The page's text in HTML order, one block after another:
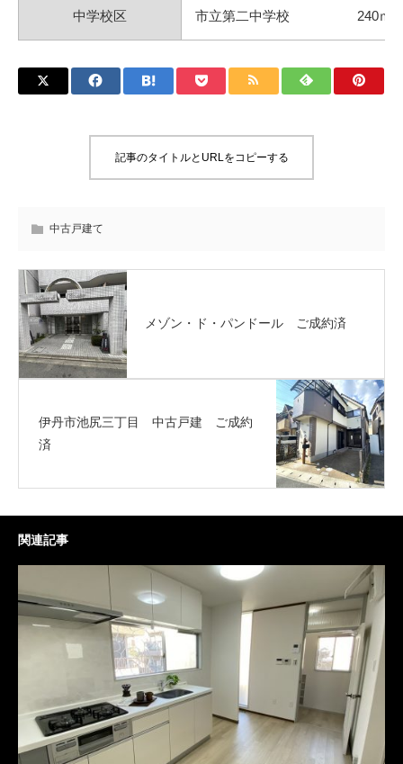
中学校区 市立第二中学校 240ｍ
記事のタイトルとURLをコピーする
中古戸建て
メゾン・ド・パンドール ご成約済
伊丹市池尻三丁目 中古戸建 ご成約
済
関連記事